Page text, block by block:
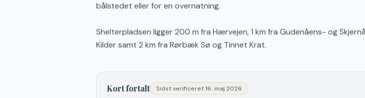
bålstedet eller for en overnatning.
Shelterpladsen ligger 200 m fra Hærvejen, 1 km fra Gudenåens- og
Kilder samt 2 km fra Rørbæk Sø og Tinnet Krat.
Kort fortalt Sidst verificeret16. maj 2026